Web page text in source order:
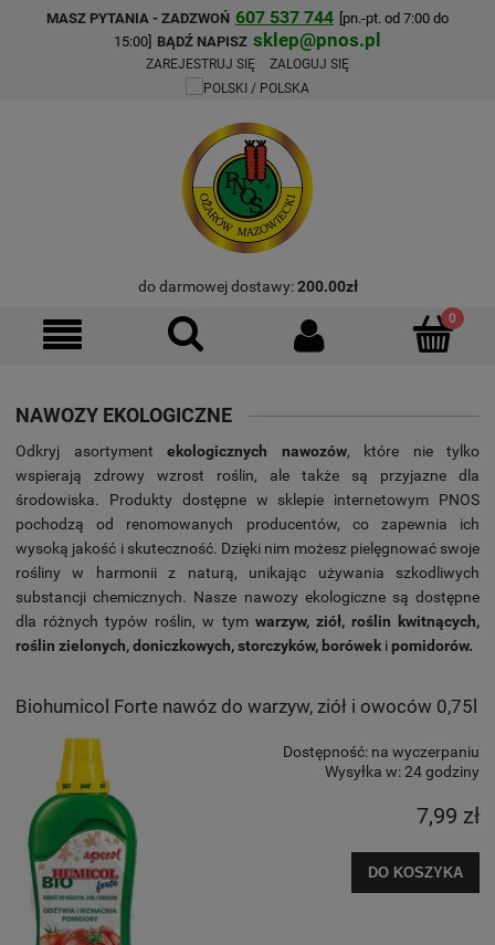
MASZ PYTANIA - ZADZWOŃ 607 537 744 [pn.-pt. od 7:00 do
15:00] BĄDŹ NAPISZ sklep@pnos.pl
ZAREJESTRUJ SIĘ ZALOGUJ SIĘ
do darmowej dostawy:200.00zł
NAWOZY EKOLOGICZNE
Odkryj asortyment ekologicznych nawozów, które nie tylko
wspierają zdrowy wzrost roślin, ale także są przyjazne dla
środowiska. Produkty dostępne w sklepie internetowym PNOS
pochodzą od renomowanych producentów, co zapewnia ich
wysoką jakość i skuteczność. Dzięki nim możesz pielęgnować swoje
rośliny w harmonii z naturą, unikając używania szkodliwych
substancji chemicznych. Nasze nawozy ekologiczne są dostępne
dla różnych typów roślin, w tym warzyw, ziół, roślin kwitnących,
roślin zielonych, doniczkowych, storczyków, borówek ipomidorów.
Biohumicol Forte nawóz do warzyw, ziół i owoców 0,75l
Dostępność: na wyczerpaniu
Wysyłka w:24 godziny
7,99 zł
DO KOSZYKA